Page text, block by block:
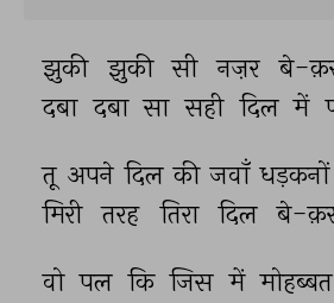
झुकी झुकी सी नज़र बे-
दबा दबा सा सही दिल में
तू अपने दिल की जवाँ धड़कनों
मिरी तरह तिरा दिल बे-
वो पल कि जिस में मोहब्बत